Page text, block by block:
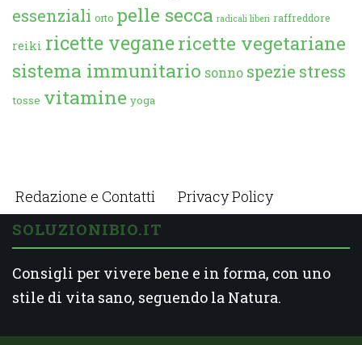
essenziali orto pelle secca radicali liberi raffreddore
reiki ricette veganericette vegetariane
sistema immunitario sonno spezie stress
tosse vitamine yoga
Redazione e Contatti Privacy Policy
SOLUZIONIBIO.IT
Consigli per vivere bene e in forma, con uno
stile di vita sano, seguendo la Natura.